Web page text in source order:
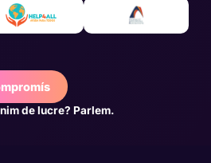
de lucre? Parlem.